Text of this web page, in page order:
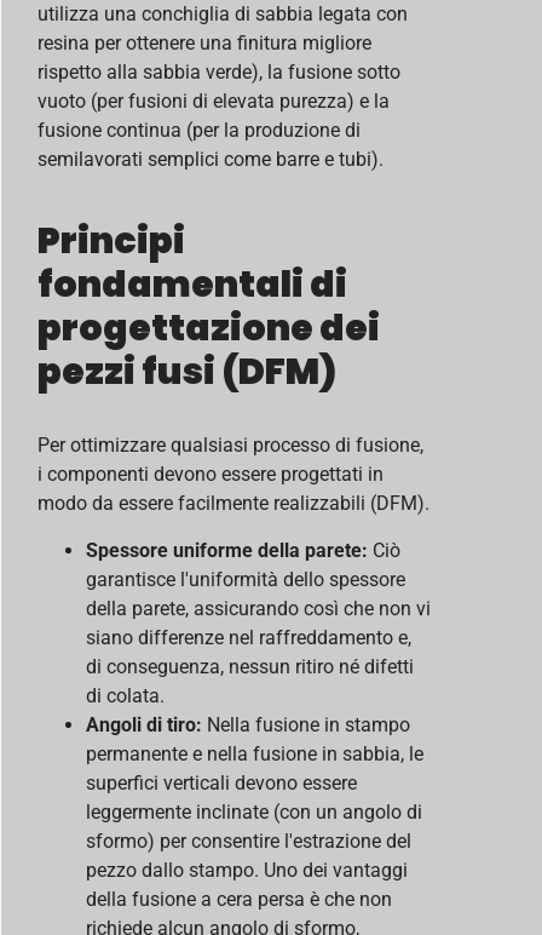
utilizza una conchiglia di sabbia legata con
resina per ottenere una finitura migliore
rispetto alla sabbia verde), la fusione sotto
vuoto (per fusioni di elevata purezza) e la
fusione continua (per la produzione di
semilavorati semplici come barre e tubi).
Principi
fondamentali di
progettazione dei
pezzi fusi (DFM)
Per ottimizzare qualsiasi processo di fusione,
i componenti devono essere progettati in
modo da essere facilmente realizzabili (DFM).
Spessore uniforme della parete: Ciò
garantisce l'uniformità dello spessore
della parete, assicurando così che non vi
siano differenze nel raffreddamento e,
di conseguenza, nessun ritiro né difetti
di colata.
Angoli di tiro: Nella fusione in stampo
permanente e nella fusione in sabbia, le
superfici verticali devono essere
leggermente inclinate (con un angolo di
sformo) per consentire l'estrazione del
pezzo dallo stampo. Uno dei vantaggi
della fusione a cera persa è che non
richiede alcun angolo di sformo,